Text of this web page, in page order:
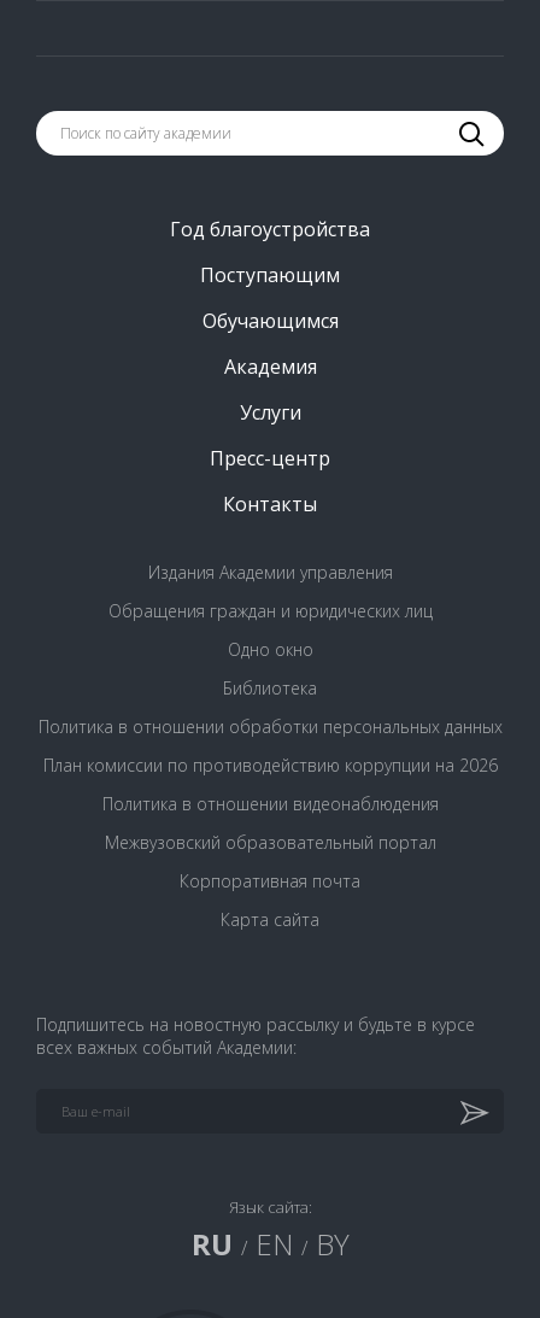
Год благоустройства
Поступающим
Обучающимся
Академия
Услуги
Пресс-центр
Контакты
Издания Академии управления
Обращения граждан и юридических лиц
Одно окно
Библиотека
Политика в отношении обработки персональных данных
План комиссии по противодействию коррупции на 2026
Политика в отношении видеонаблюдения
Межвузовский образовательный портал
Корпоративная почта
Карта сайта
Подпишитесь на новостную рассылку и будьте в курсе
всех важных событий Академии:
Язык сайта:
RU / EN / BY